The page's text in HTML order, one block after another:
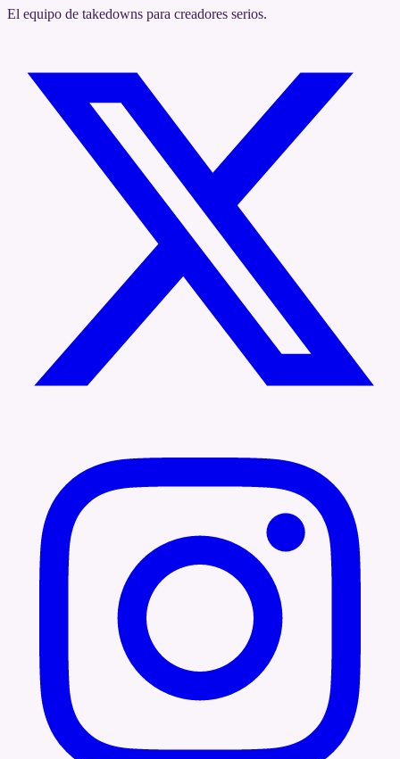
El equipo de takedowns para creadores serios.